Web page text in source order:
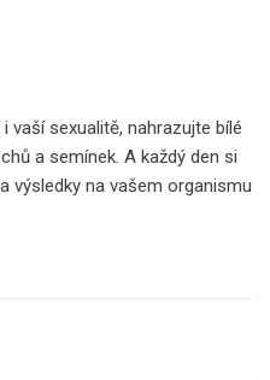
sexualitě, nahrazujte bílé
a semínek. A každý den si
výsledky na vašem organismu